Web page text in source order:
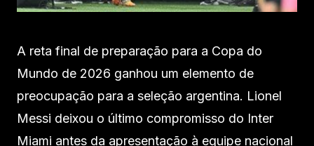
A reta final de preparação para a Copa do
Mundo de 2026 ganhou um elemento de
preocupação para a seleção argentina. Lionel
Messi deixou o último compromisso do Inter
Miami antes da apresentação à equipe nacional